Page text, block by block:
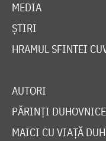
MEDIA
ȘTIRI
HRAMUL SFINTEI
AUTORI
PĂRINȚI
MAICI CU VIAȚĂ